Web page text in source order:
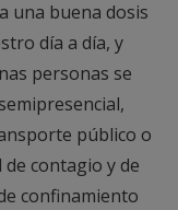
una buena dosis
día a día, y
personas se
público o
contagio y de
confinamiento